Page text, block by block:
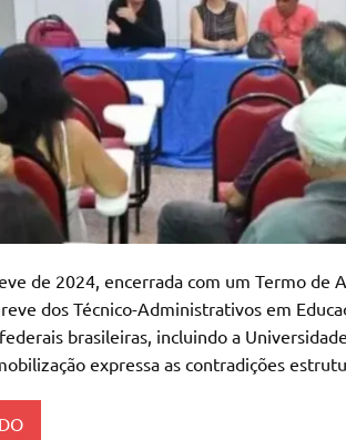
de 2024, encerrada com um Termo de
dos Técnico-Administrativos em
brasileiras, incluindo a
expressa as contradições